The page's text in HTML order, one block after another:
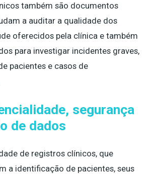
também são documentos
a auditar a qualidade dos
oferecidos pela clínica e também
​​para investigar incidentes graves,
pacientes e casos de
segurança
de dados
de registros clínicos, que
a identificação de pacientes, seus